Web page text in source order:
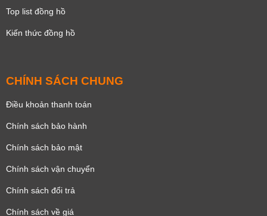
Top list đồng hồ
Kiến thức đồng hồ
CHÍNH SÁCH CHUNG
Điều khoản thanh toán
Chính sách bảo hành
Chính sách bảo mật
Chính sách vận chuyển
Chính sách đổi trả
Chính sách về giá